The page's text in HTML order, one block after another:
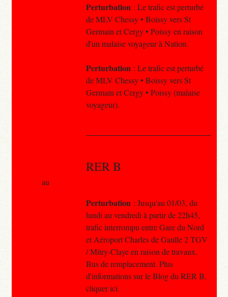
Perturbation : Le trafic est perturbé
de MLV Chessy • Boissy vers St
Germain et Cergy • Poissy en raison
d'un malaise voyageur à Nation.
Perturbation : Le trafic est perturbé
de MLV Chessy • Boissy vers St
Germain et Cergy • Poissy (malaise
voyageur).
RER B
Perturbation : Jusqu'au 01/03, du
lundi au vendredi à partir de 22h45,
trafic interrompu entre Gare du Nord
et Aéroport Charles de Gaulle 2 TGV
/ Mitry-Claye en raison de travaux.
Bus de remplacement. Plus
d'informations sur le Blog du RER B,
cliquer ici.
au